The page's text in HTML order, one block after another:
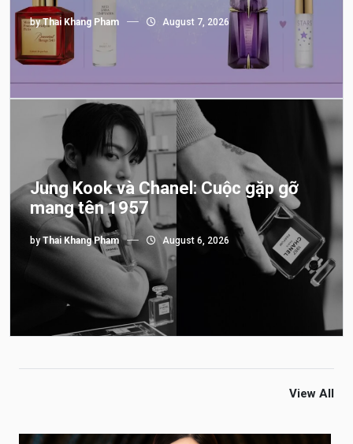
byThai Khang Pham August 7, 2026
Jung Kook và Chanel: Cuộc gặp gỡ
mang tên 1957
byThai Khang Pham August 6, 2026
View All